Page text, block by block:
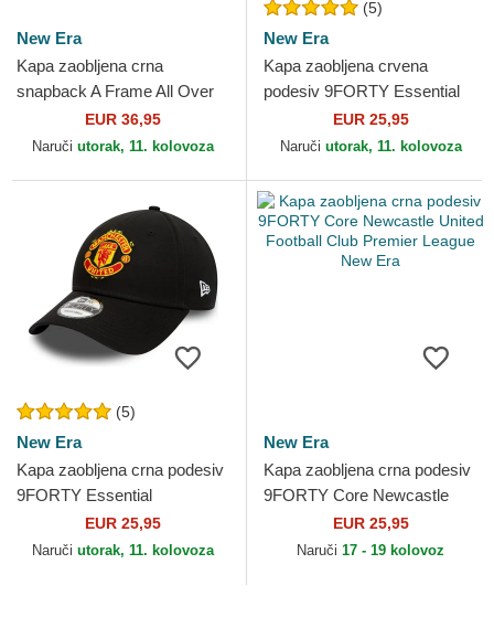
New Era
Kapa zaobljena crna
snapback A Frame All Over
Print Manchester United
Football Club Premier...
EUR 36,95
Naruči utorak, 11. kolovoza
(5)
New Era
Kapa zaobljena crvena
podesiv 9FORTY Essential
Manchester United Football
Club Premier League New...
EUR 25,95
Naruči utorak, 11. kolovoza
(5)
New Era
Kapa zaobljena crna podesiv
9FORTY Essential
Manchester United Football
Club Premier League New
EUR 25,95
Naruči utorak, 11. kolovoza
New Era
Kapa zaobljena crna podesiv
9FORTY Core Newcastle
United Football Club Premier
League New Era
EUR 25,95
Naruči 17 - 19 kolovoz